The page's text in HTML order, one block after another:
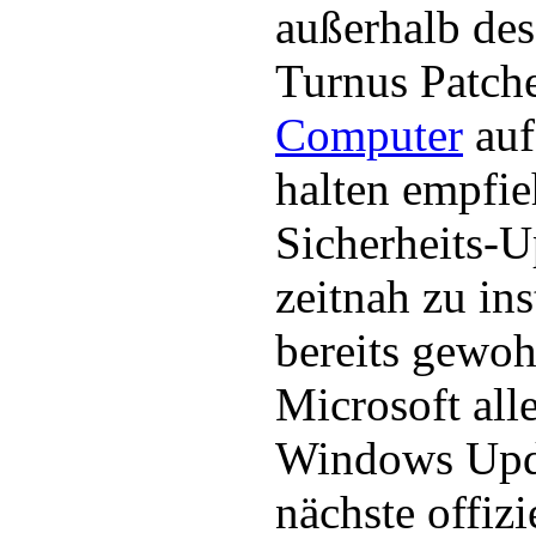
außerhalb
Turnus
Computer
halten
Sicherheits-
zeitnah zu
bereits
Microsoft
Windows
nächste